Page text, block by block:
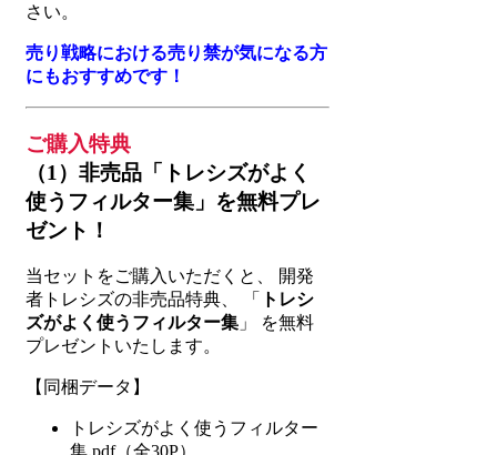
さい。
売り戦略における売り禁が気になる方
にもおすすめです！
ご購入特典
（1）非売品「トレシズがよく
使うフィルター集」を無料プレ
ゼント！
当セットをご購入いただくと、 開発
者トレシズの非売品特典、 「
トレシ
ズがよく使うフィルター集 」 を無料
プレゼントいたします。
【同梱データ】
トレシズがよく使うフィルター